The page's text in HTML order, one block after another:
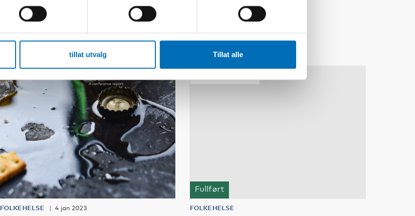
tillat utvalg Tillat alle
Relatert innhold
FOLKEHELSE 4 jan 2023
Fullført
FOLKEHELSE